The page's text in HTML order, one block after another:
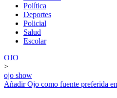
Política
Deportes
Policial
Salud
Escolar
OJO
>
ojo show
AñadirOjo como fuente preferida en